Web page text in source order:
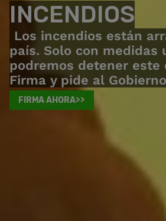
INCENDIOS
Los incendios están
país. Solo con medidas
podremos detener este
Firma y pide al
FIRMA AHORA>>